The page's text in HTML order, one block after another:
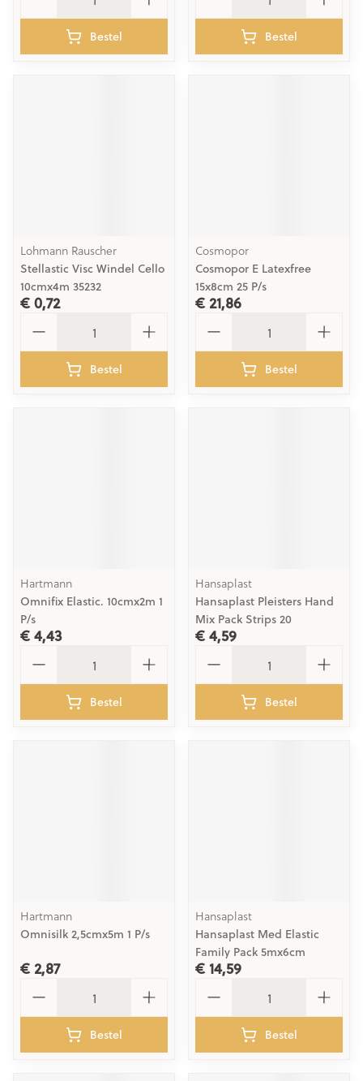
Bestel Bestel
Lohmann Rauscher
Stellastic Visc Windel Cello
10cmx4m 35232
€ 0,72
Bestel
Cosmopor
Cosmopor E Latexfree
15x8cm 25 P/s
€ 21,86
Bestel
Hartmann
Omnifix Elastic. 10cmx2m 1
P/s
€ 4,43
Bestel
Hansaplast
Hansaplast Pleisters Hand
Mix Pack Strips 20
€ 4,59
Bestel
Hartmann
Omnisilk 2,5cmx5m 1 P/s
€ 2,87
Bestel
Hansaplast
Hansaplast Med Elastic
Family Pack 5mx6cm
€ 14,59
Bestel